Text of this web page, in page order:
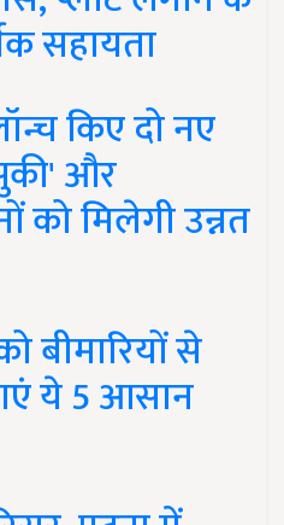
सहायता
किए दो नए
और
को मिलेगी उन्नत
बीमारियों से
ये 5 आसान